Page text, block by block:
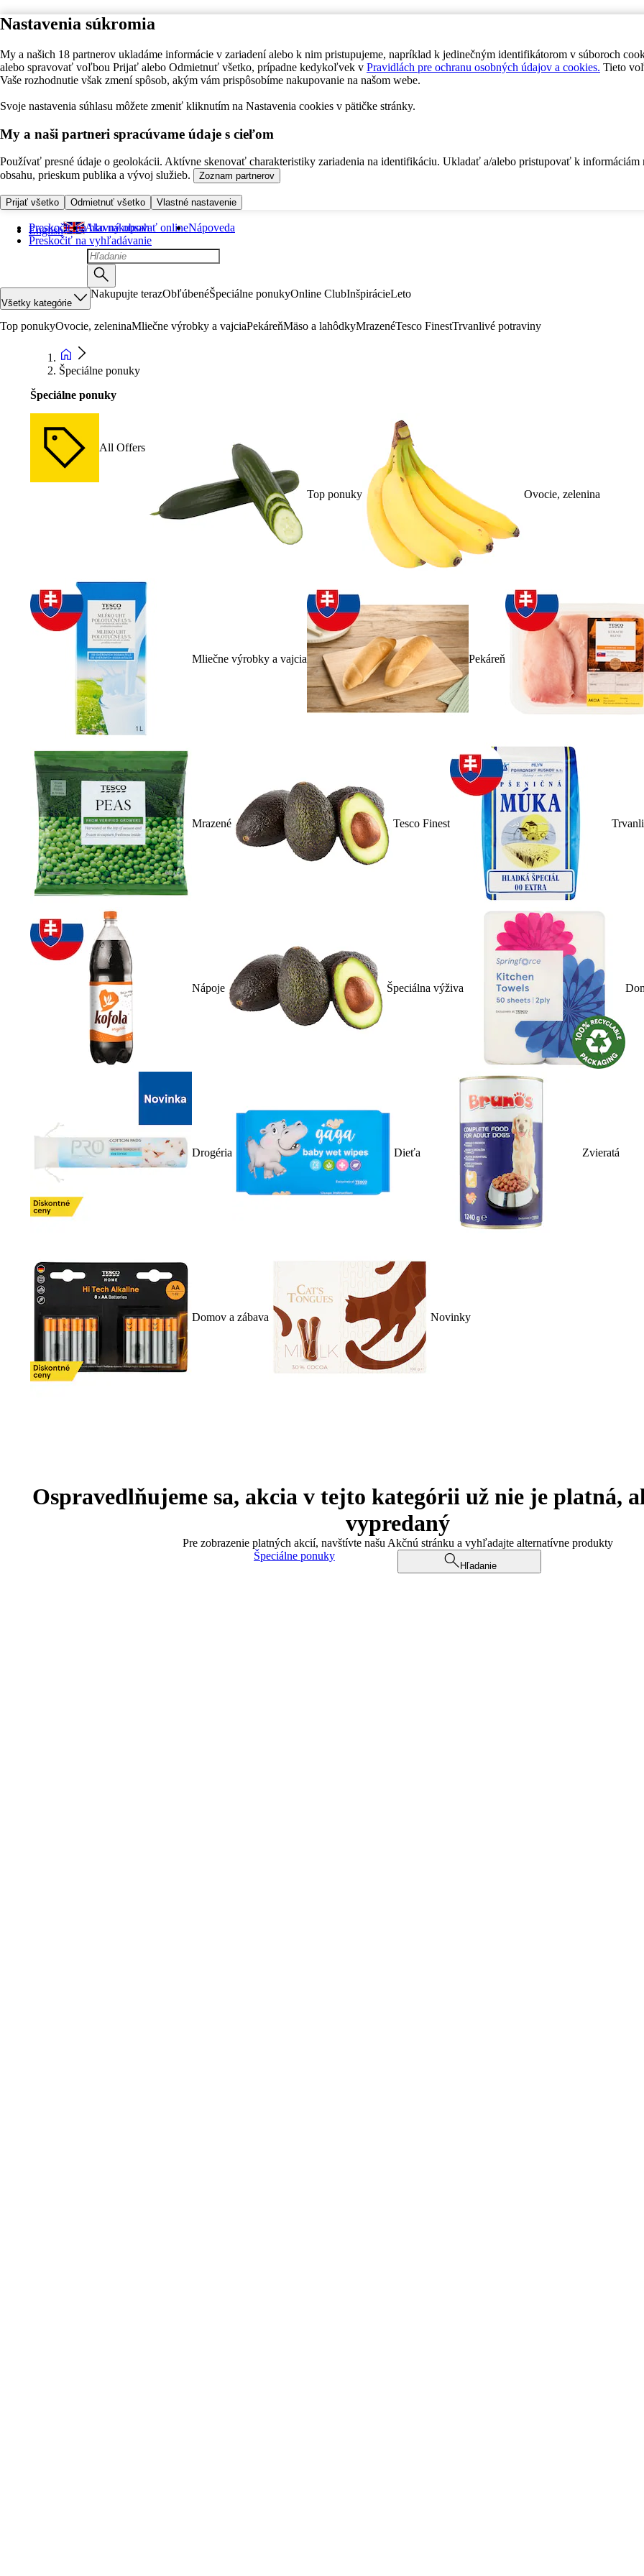
Nastavenia súkromia
My a našich 18 partnerov ukladáme informácie v zariadení alebo k nim pristupujeme, napríklad k jedinečným identifikátorom v súboroch
alebo spravovať voľbou Prijať alebo Odmietnuť všetko, prípadne kedykoľvek v Pravidlách pre ochranu osobných údajov a cookies. Tieto
Vaše rozhodnutie však zmení spôsob, akým vám prispôsobíme nakupovanie na našom webe.
Svoje nastavenia súhlasu môžete zmeniť kliknutím na Nastavenia cookies v pätičke stránky.
My a naši partneri spracúvame údaje s cieľom
Používať presné údaje o geolokácii. Aktívne skenovať charakteristiky zariadenia na identifikáciu. Ukladať a/alebo pristupovať k informáciám
obsahu, prieskum publika a vývoj služieb.
Zoznam partnerov
Prijať všetko Odmietnuť všetko Vlastné nastavenie
Preskočiť na hlavný obsah
Preskočiť na vyhľadávanie
English Ako nakupovať onlineNápoveda
Všetky kategórie
Nakupujte terazObľúbenéŠpeciálne ponukyOnline ClubInšpirácieLeto
Top ponukyOvocie, zeleninaMliečne výrobky a vajciaPekáreňMäso a lahôdkyMrazenéTesco FinestTrvanlivé potraviny
Špeciálne ponuky
Špeciálne ponuky
All Offers
Top ponuky Ovocie, zelenina
Mliečne výrobky a vajcia Pekáreň
Mrazené Tesco Finest
Nápoje Špeciálna výživa
Drogéria Dieťa Zvieratá
Domov a zábava Novinky
Ospravedlňujeme sa, akcia v tejto kategórii už nie je platná,
vypredaný
Pre zobrazenie platných akcií, navštívte našu Akčnú stránku a vyhľadajte alternatívne produkty
Špeciálne ponuky
Hľadanie